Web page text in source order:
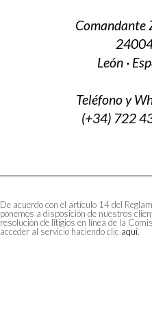
Comandante
León ·
Teléfono y
(+34) 722
De acuerdo con el artículo 14 del
ponemos a disposición de nuestros
resolución de litigios en línea de la
acceder al servicio haciendo clic aquí.